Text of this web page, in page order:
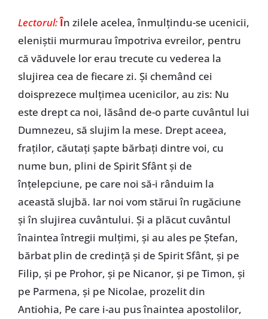
Lectorul:În zilele acelea, înmulțindu-se ucenicii,
eleniștii murmurau împotriva evreilor, pentru
că văduvele lor erau trecute cu vederea la
slujirea cea de fiecare zi. Și chemând cei
doisprezece mulțimea ucenicilor, au zis: Nu
este drept ca noi, lăsând de-o parte cuvântul lui
Dumnezeu, să slujim la mese. Drept aceea,
fraților, căutați șapte bărbați dintre voi, cu
nume bun, plini de Spirit Sfânt și de
înțelepciune, pe care noi să-i rânduim la
această slujbă. Iar noi vom stărui în rugăciune
și în slujirea cuvântului. Și a plăcut cuvântul
înaintea întregii mulțimi, și au ales pe Ștefan,
bărbat plin de credință și de Spirit Sfânt, și pe
Filip, și pe Prohor, și pe Nicanor, și pe Timon, și
pe Parmena, și pe Nicolae, prozelit din
Antiohia, Pe care i-au pus înaintea apostolilor,